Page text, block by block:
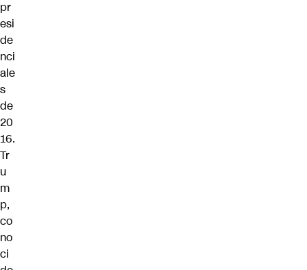
pr
esi
de
nci
ale
s
de
20
16.
Tr
u
m
p,
co
no
ci